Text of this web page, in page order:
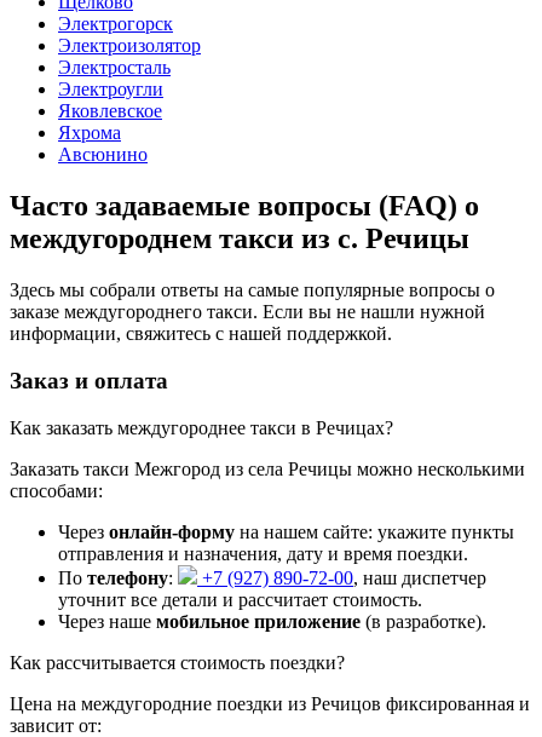
Электрогорск
Электроизолятор
Электросталь
Электроугли
Яковлевское
Яхрома
Авсюнино
Часто задаваемые вопросы (FAQ) о
междугороднем такси из с. Речицы
Здесь мы собрали ответы на самые популярные вопросы о
заказе междугороднего такси. Если вы не нашли нужной
информации, свяжитесь с нашей поддержкой.
Заказ и оплата
Как заказать междугороднее такси в Речицах?
Заказать такси Межгород из села Речицы можно несколькими
способами:
Через онлайн-форму на нашем сайте: укажите пункты
отправления и назначения, дату и время поездки.
По телефону: +7 (927) 890-72-00, наш диспетчер
уточнит все детали и рассчитает стоимость.
Через наше мобильное приложение (в разработке).
Как рассчитывается стоимость поездки?
Цена на междугородние поездки из Речицов фиксированная и
зависит от: